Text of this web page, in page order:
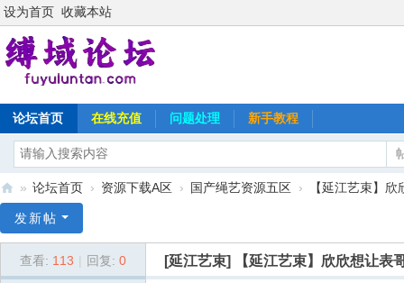
设为首页 收藏本站
论坛首页 在线充值 问题处理 新手教程
域
» 论坛首页 › 资源下载A区 › 国产绳艺资源五区 › 【延江艺束】
发新帖
查看: 113 回复: 0 [延江艺束] 【延江艺束】欣欣想让